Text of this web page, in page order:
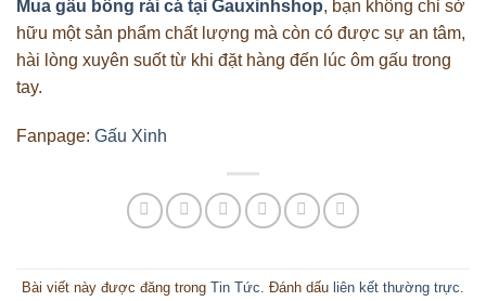
Mua gấu bông rái cá tại Gauxinhshop, bạn không chỉ sở
hữu một sản phẩm chất lượng mà còn có được sự an tâm,
hài lòng xuyên suốt từ khi đặt hàng đến lúc ôm gấu trong
tay.
Fanpage: Gấu Xinh
Bài viết này được đăng trong Tin Tức . Đánh dấu liên kết thường trực